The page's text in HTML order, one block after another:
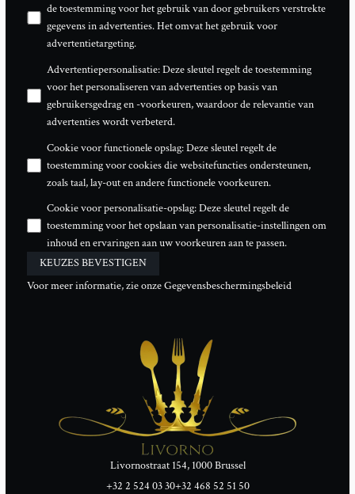
de toestemming voor het gebruik van door gebruikers verstrekte
gegevens in advertenties. Het omvat het gebruik voor
advertentietargeting.
Advertentiepersonalisatie:Deze sleutel regelt de toestemming
voor het personaliseren van advertenties op basis van
gebruikersgedrag en -voorkeuren, waardoor de relevantie van
advertenties wordt verbeterd.
Cookie voor functionele opslag:Deze sleutel regelt de
toestemming voor cookies die websitefuncties ondersteunen,
zoals taal, lay-out en andere functionele voorkeuren.
Cookie voor personalisatie-opslag:Deze sleutel regelt de
toestemming voor het opslaan van personalisatie-instellingen om
inhoud en ervaringen aan uw voorkeuren aan te passen.
KEUZES BEVESTIGEN
Voor meer informatie, zie onzeGegevensbeschermingsbeleid
Livornostraat 154, 1000 Brussel
+32 2 524 03 30+32 468 52 51 50